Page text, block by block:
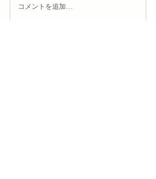
コメントを追加…